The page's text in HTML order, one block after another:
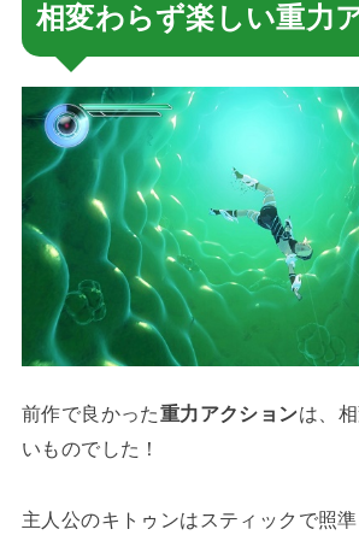
相変わらず楽しい重力
前作で良かった重力アクションは、
いものでした！
主人公のキトゥンはスティックで照